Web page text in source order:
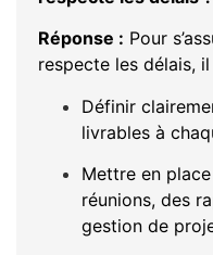
Réponse : Pour
respecte les délais,
Définir
livrables à
Mettre en
réunions, des
gestion de